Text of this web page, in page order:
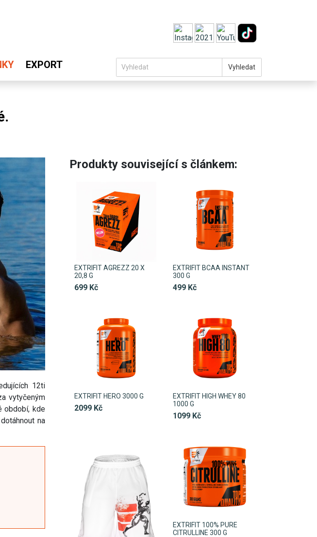
EXPORT Vyhledat
12ti
vytyčeným
období, kde
na
Produkty související s článkem:
EXTRIFIT AGREZZ 20 X
20,8 G
699 Kč
EXTRIFIT BCAA INSTANT
300 G
499 Kč
EXTRIFIT HERO 3000 G
2099 Kč
EXTRIFIT HIGH WHEY 80
1000 G
1099 Kč
EXTRIFIT 100% PURE
CITRULLINE 300 G